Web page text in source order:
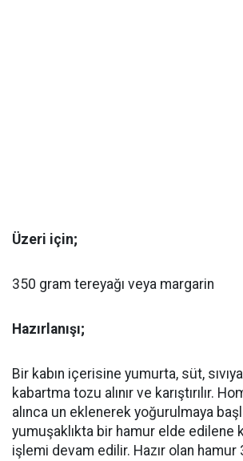
Üzeri için;
350 gram tereyağı veya margarin
Hazırlanışı;
Bir kabın içerisine yumurta, süt,
kabartma tozu alınır ve karıştırılır.
alınca un eklenerek yoğurulmaya
yumuşaklıkta bir hamur elde edilene
işlemi devam edilir. Hazır olan